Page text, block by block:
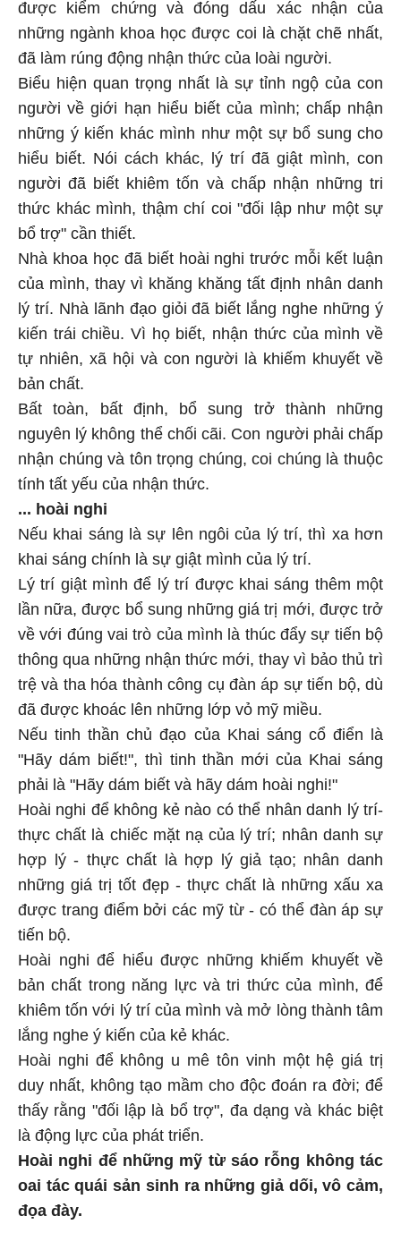
được kiểm chứng và đóng dấu xác nhận của
những ngành khoa học được coi là chặt chẽ nhất,
đã làm rúng động nhận thức của loài người.
Biểu hiện quan trọng nhất là sự tỉnh ngộ của con
người về giới hạn hiểu biết của mình; chấp nhận
những ý kiến khác mình như một sự bổ sung cho
hiểu biết. Nói cách khác, lý trí đã giật mình, con
người đã biết khiêm tốn và chấp nhận những tri
thức khác mình, thậm chí coi "đối lập như một sự
bổ trợ" cần thiết.
Nhà khoa học đã biết hoài nghi trước mỗi kết luận
của mình, thay vì khăng khăng tất định nhân danh
lý trí. Nhà lãnh đạo giỏi đã biết lắng nghe những ý
kiến trái chiều. Vì họ biết, nhận thức của mình về
tự nhiên, xã hội và con người là khiếm khuyết về
bản chất.
Bất toàn, bất định, bổ sung trở thành những
nguyên lý không thể chối cãi. Con người phải chấp
nhận chúng và tôn trọng chúng, coi chúng là thuộc
tính tất yếu của nhận thức.
... hoài nghi
Nếu khai sáng là sự lên ngôi của lý trí, thì xa hơn
khai sáng chính là sự giật mình của lý trí.
Lý trí giật mình để lý trí được khai sáng thêm một
lần nữa, được bổ sung những giá trị mới, được trở
về với đúng vai trò của mình là thúc đẩy sự tiến bộ
thông qua những nhận thức mới, thay vì bảo thủ trì
trệ và tha hóa thành công cụ đàn áp sự tiến bộ, dù
đã được khoác lên những lớp vỏ mỹ miều.
Nếu tinh thần chủ đạo của Khai sáng cổ điển là
"Hãy dám biết!", thì tinh thần mới của Khai sáng
phải là "Hãy dám biết và hãy dám hoài nghi!"
Hoài nghi để không kẻ nào có thể nhân danh lý trí-
thực chất là chiếc mặt nạ của lý trí; nhân danh sự
hợp lý - thực chất là hợp lý giả tạo; nhân danh
những giá trị tốt đẹp - thực chất là những xấu xa
được trang điểm bởi các mỹ từ - có thể đàn áp sự
tiến bộ.
Hoài nghi để hiểu được những khiếm khuyết về
bản chất trong năng lực và tri thức của mình, để
khiêm tốn với lý trí của mình và mở lòng thành tâm
lắng nghe ý kiến của kẻ khác.
Hoài nghi để không u mê tôn vinh một hệ giá trị
duy nhất, không tạo mầm cho độc đoán ra đời; để
thấy rằng "đối lập là bổ trợ", đa dạng và khác biệt
là động lực của phát triển.
Hoài nghi để những mỹ từ sáo rỗng không tác
oai tác quái sản sinh ra những giả dối, vô cảm,
đọa đày.